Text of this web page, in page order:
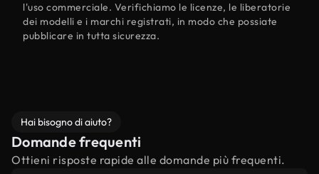
l'uso commerciale. Verifichiamo le licenze, le liberatorie
dei modelli e i marchi registrati, in modo che possiate
pubblicare in tutta sicurezza.
Hai bisogno di aiuto?
Domande frequenti
Ottieni risposte rapide alle domande più frequenti.